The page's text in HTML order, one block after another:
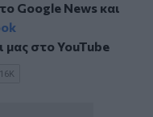
Google Newsκαι
μας στοYouTube